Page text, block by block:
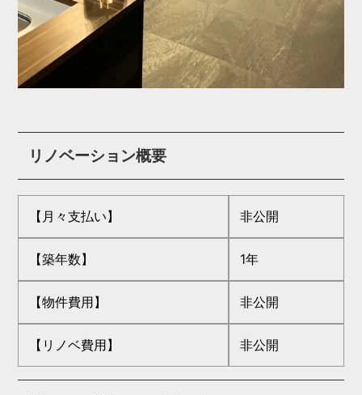
リノベーション概要
【月々支払い】 非公開
【築年数】 1年
【物件費用】 非公開
【リノベ費用】 非公開